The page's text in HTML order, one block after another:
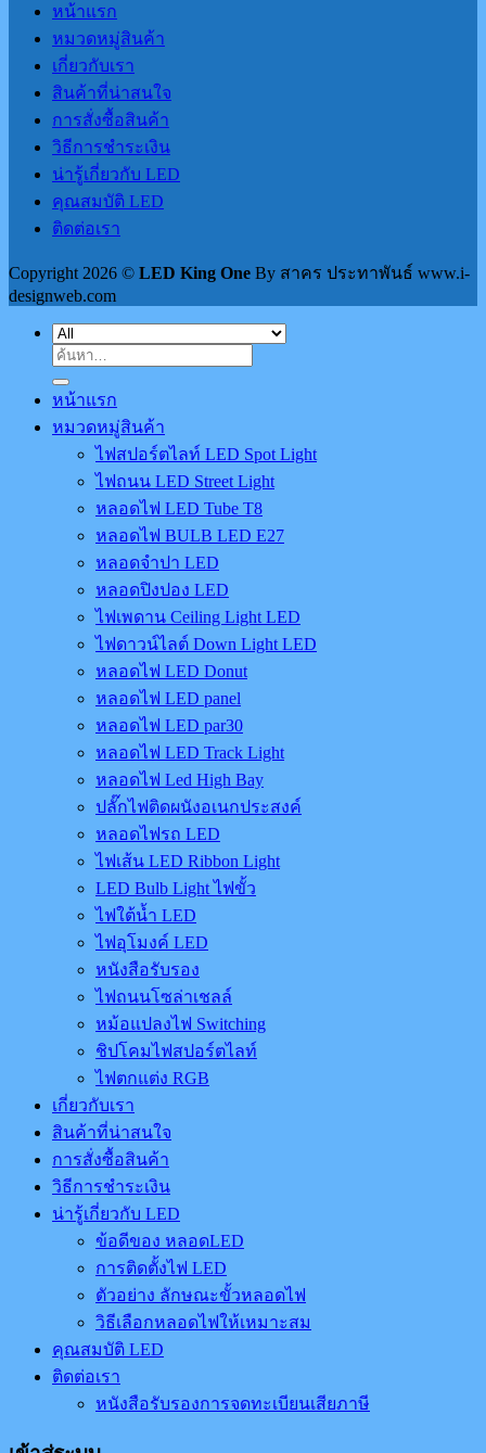
หน้าแรก
หมวดหมู่สินค้า
เกี่ยวกับเรา
สินค้าที่น่าสนใจ
การสั่งซื้อสินค้า
วิธีการชำระเงิน
น่ารู้เกี่ยวกับ LED
คุณสมบัติ LED
ติดต่อเรา
Copyright 2026 © LED King One By สาคร ประทาพันธ์ www.i-
designweb.com
ค้นหา:
หน้าแรก
หมวดหมู่สินค้า
ไฟสปอร์ตไลท์ LED Spot Light
ไฟถนน LED Street Light
หลอดไฟ LED Tube T8
หลอดไฟ BULB LED E27
หลอดจำปา LED
หลอดปิงปอง LED
ไฟเพดาน Ceiling Light LED
ไฟดาวน์ไลต์ Down Light LED
หลอดไฟ LED Donut
หลอดไฟ LED panel
หลอดไฟ LED par30
หลอดไฟ LED Track Light
หลอดไฟ Led High Bay
ปลั๊กไฟติดผนังอเนกประสงค์
หลอดไฟรถ LED
ไฟเส้น LED Ribbon Light
LED Bulb Light ไฟขั้ว
ไฟใต้น้ำ LED
ไฟอุโมงค์ LED
หนังสือรับรอง
ไฟถนนโซล่าเชลล์
หม้อแปลงไฟ Switching
ชิปโคมไฟสปอร์ตไลท์
ไฟตกแต่ง RGB
เกี่ยวกับเรา
สินค้าที่น่าสนใจ
การสั่งซื้อสินค้า
วิธีการชำระเงิน
น่ารู้เกี่ยวกับ LED
ข้อดีของ หลอดLED
การติดตั้งไฟ LED
ตัวอย่าง ลักษณะขั้วหลอดไฟ
วิธีเลือกหลอดไฟให้เหมาะสม
คุณสมบัติ LED
ติดต่อเรา
หนังสือรับรองการจดทะเบียนเสียภาษี